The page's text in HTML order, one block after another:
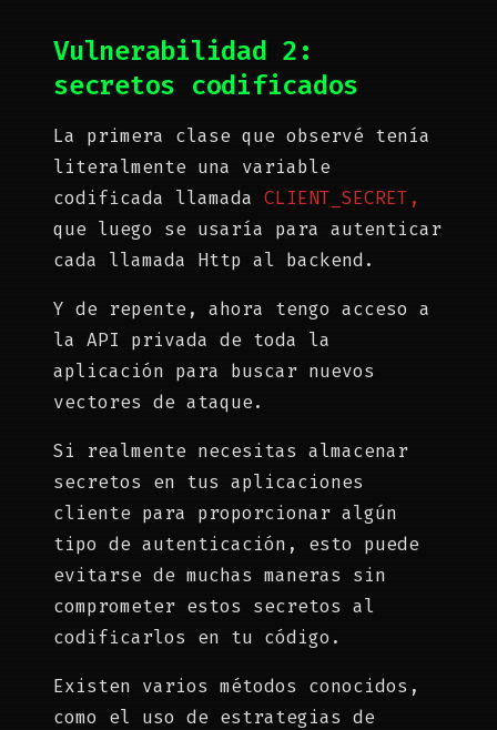
Vulnerabilidad 2:
secretos codificados
La primera clase que observé tenía
literalmente una variable
codificada llamada CLIENT_SECRET,
que luego se usaría para autenticar
cada llamada Http al backend.
Y de repente, ahora tengo acceso a
la API privada de toda la
aplicación para buscar nuevos
vectores de ataque.
Si realmente necesitas almacenar
secretos en tus aplicaciones
cliente para proporcionar algún
tipo de autenticación, esto puede
evitarse de muchas maneras sin
comprometer estos secretos al
codificarlos en tu código.
Existen varios métodos conocidos,
como el uso de estrategias de